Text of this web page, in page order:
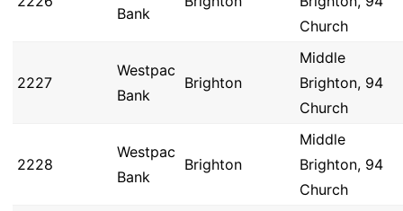
Bank
Church
2227
Westpac
Bank
Brighton
Middle
Brighton, 94
Church
2228
Westpac
Bank
Brighton
Middle
Brighton, 94
Church